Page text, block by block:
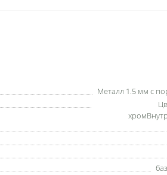
Металл 1.5 мм с